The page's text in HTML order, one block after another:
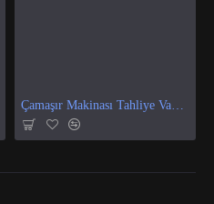
Çamaşır Makinası Tahliye Vanası